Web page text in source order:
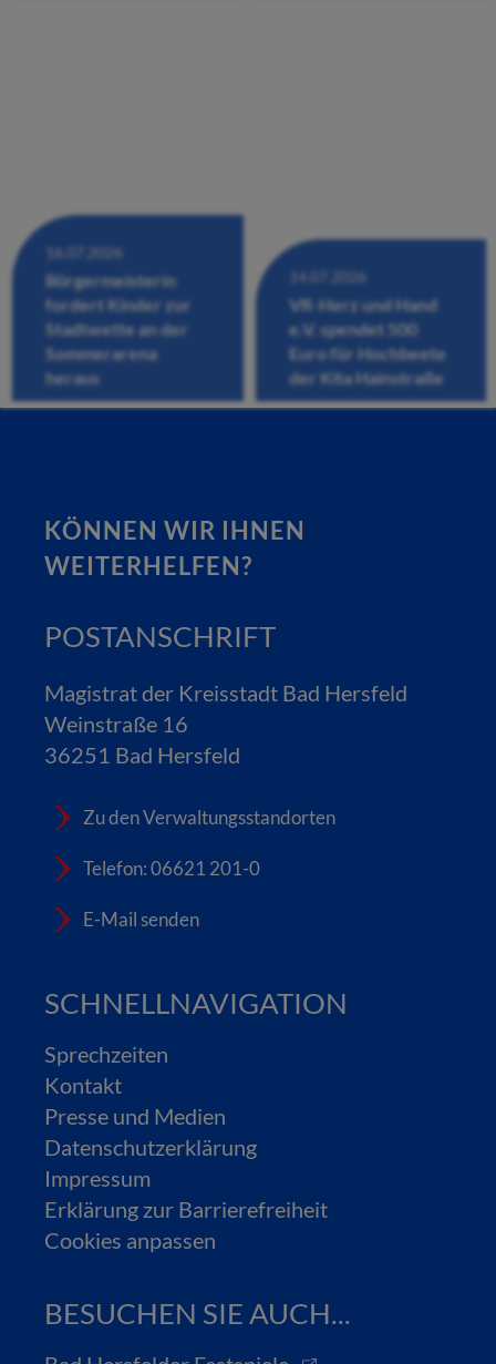
16.07.2026
Bürgermeisterin
fordert Kinder zur
Stadtwette an der
Sommerarena
heraus
14.07.2026
VR-Herz und Hand
e.V. spendet 500
Euro für Hochbeete
der Kita Hainstraße
KÖNNEN WIR IHNEN
WEITERHELFEN?
POSTANSCHRIFT
Magistrat der Kreisstadt Bad Hersfeld
Weinstraße 16
36251 Bad Hersfeld
Zu den Verwaltungsstandorten
Telefon: 06621 201-0
E-Mail senden
SCHNELLNAVIGATION
Sprechzeiten
Kontakt
Presse und Medien
Datenschutzerklärung
Impressum
Erklärung zur Barrierefreiheit
Cookies anpassen
BESUCHEN SIE AUCH...